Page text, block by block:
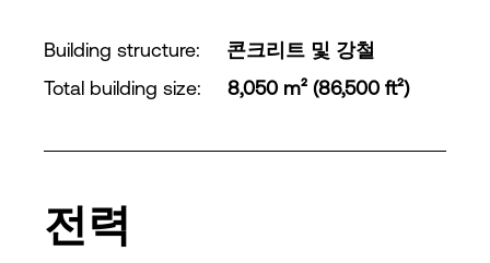
Building structure:
콘크리트 및 강철
Total building size: 8,050 m² (86,500 ft²)
전력